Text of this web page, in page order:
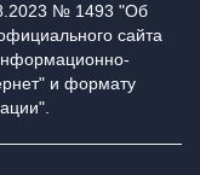
№ 1493 "Об
сайта
и формату